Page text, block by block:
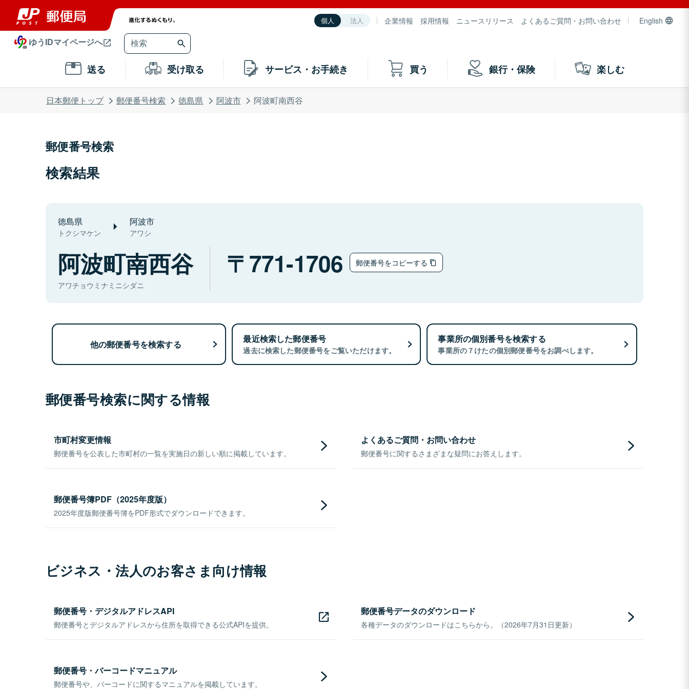
個人 法人 企業情報 採用情報 ニュースリリース よくあるご質問・お問い合わせ English
ゆうIDマイページへ
送る 受け取る サービス・お手続き 買う 銀行・保険 楽しむ
日本郵便トップ 郵便番号検索 徳島県 阿波市 阿波町南西谷
郵便番号検索
検索結果
徳島県
トクシマケン
阿波市
アワシ
阿波町南西谷
アワチョウミナミニシダニ
771-1706 郵便番号をコピーする
他の郵便番号を検索する 最近検索した郵便番号
過去に検索した郵便番号をご覧いただけます。
事業所の個別番号を検索する
事業所の７けたの個別郵便番号をお調べします。
郵便番号検索に関する情報
市町村変更情報
郵便番号を公表した市町村の一覧を実施日の新しい順に掲載しています。
よくあるご質問・お問い合わせ
郵便番号に関するさまざまな疑問にお答えします。
郵便番号簿PDF（2025年度版）
2025年度版郵便番号簿をPDF形式でダウンロードできます。
ビジネス・法人のお客さま向け情報
郵便番号・デジタルアドレスAPI
郵便番号とデジタルアドレスから住所を取得できる公式APIを提供。
郵便番号データのダウンロード
各種データのダウンロードはこちらから。（2026年7月31日更新）
郵便番号・バーコードマニュアル
郵便番号や、バーコードに関するマニュアルを掲載しています。